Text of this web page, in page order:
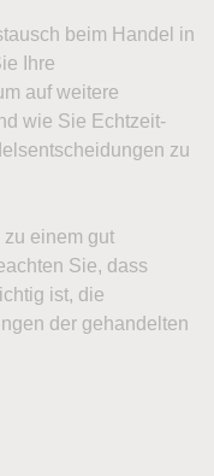
beim Handel in
Ihre
auf weitere
wie Sie Echtzeit-
zu
einem gut
Sie, dass
ist, die
der gehandelten